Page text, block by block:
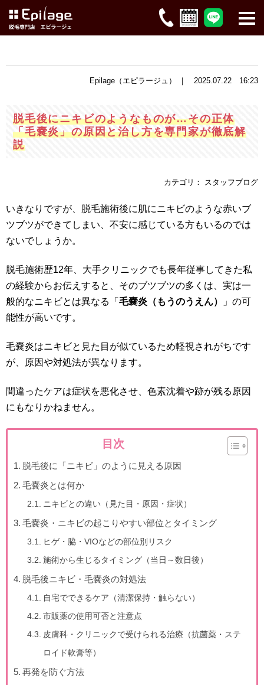
Epilage（エピラージュ） ｜ 2025.07.22 16:23
脱毛後にニキビのようなものが…その正体
「毛嚢炎」の原因と治し方を専門家が徹底解
説
カテゴリ： スタッフブログ
いきなりですが、脱毛施術後に肌にニキビのような赤いブ
ツブツができてしまい、不安に感じている方もいるのでは
ないでしょうか。
脱毛施術歴12年、大手クリニックでも長年従事してきた私
の経験からお伝えすると、そのブツブツの多くは、実は一
般的なニキビとは異なる「 毛嚢炎（もうのうえん）
」の可
能性が高いです。
毛嚢炎はニキビと見た目が似ているため軽視されがちです
が、原因や対処法が異なります。
間違ったケアは症状を悪化させ、色素沈着や跡が残る原因
にもなりかねません。
目次
脱毛後に「ニキビ」のように見える原因
毛嚢炎とは何か
ニキビとの違い（見た目・原因・症状）
毛嚢炎・ニキビの起こりやすい部位とタイミング
ヒゲ・脇・VIOなどの部位別リスク
施術から生じるタイミング（当日～数日後）
脱毛後ニキビ・毛嚢炎の対処法
自宅でできるケア（清潔保持・触らない）
市販薬の使用可否と注意点
皮膚科・クリニックで受けられる治療（抗菌薬・ステ
ロイド軟膏等）
再発を防ぐ方法